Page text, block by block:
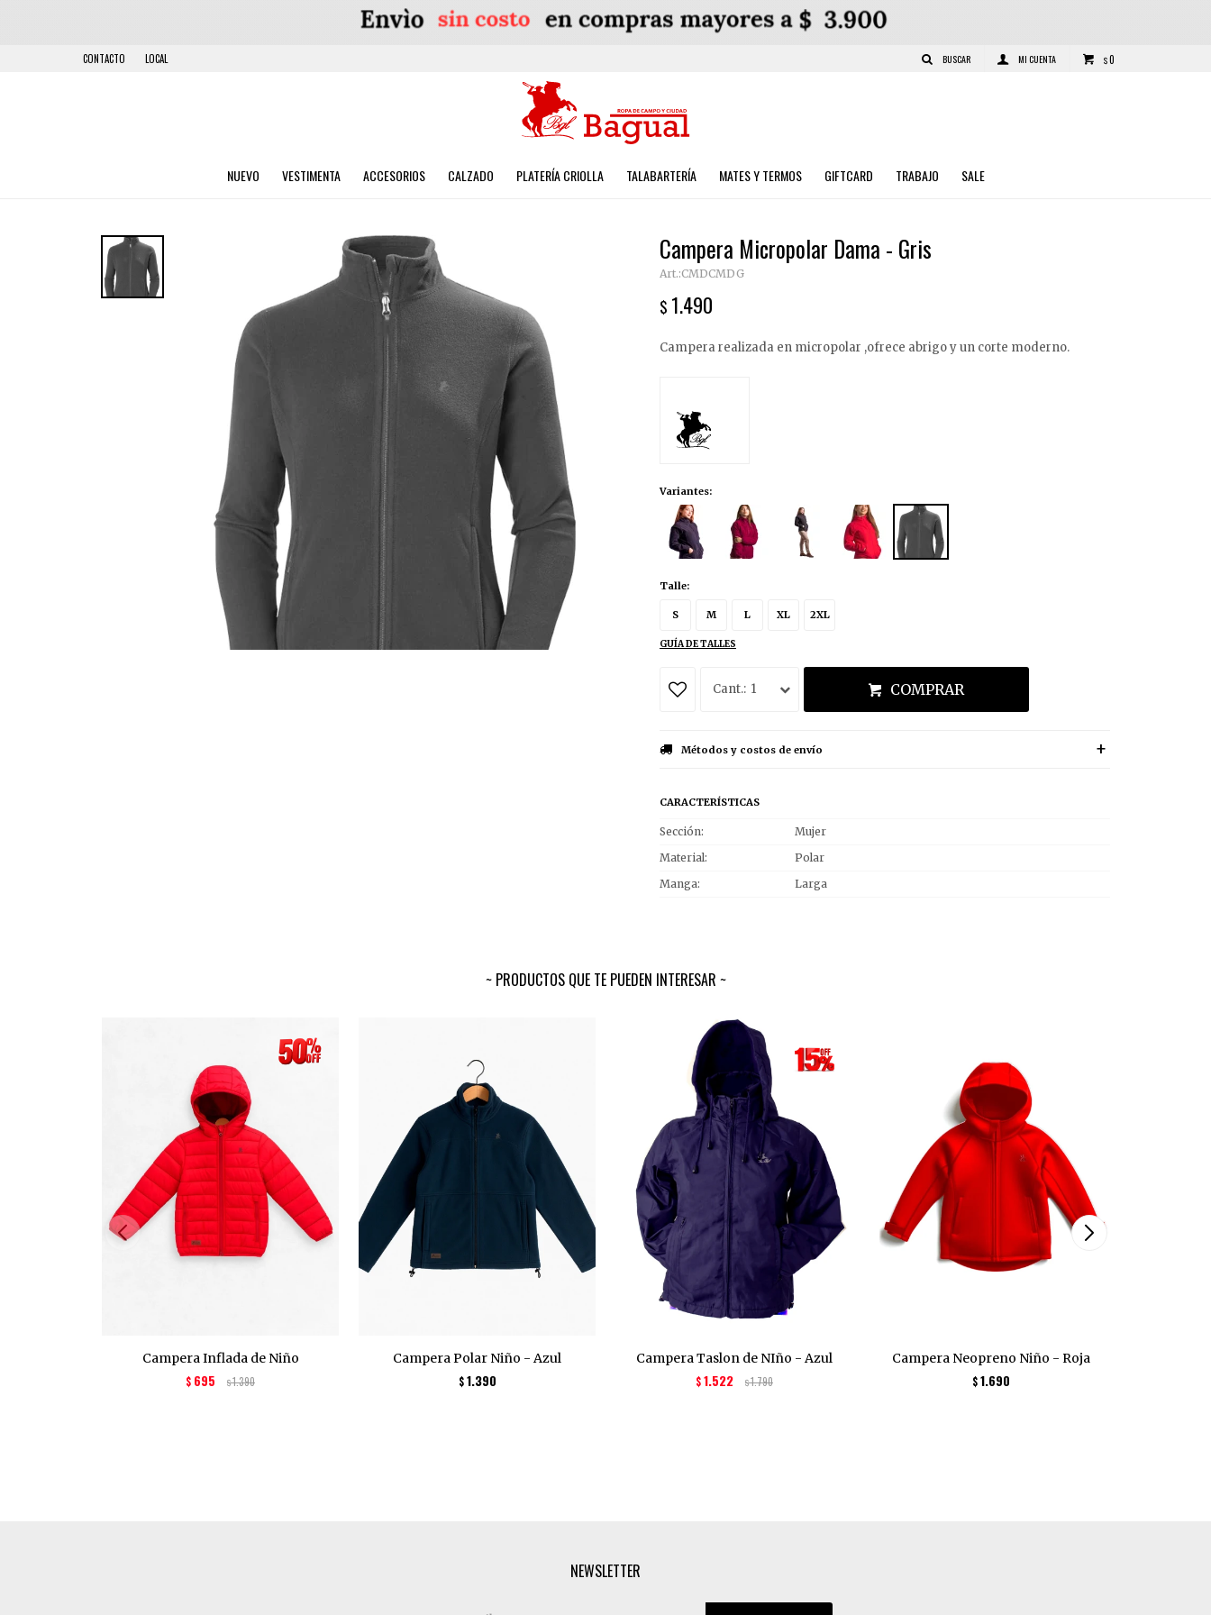
NUEVO VESTIMENTA ACCESORIOS CALZADO PLATERÍA CRIOLLA TALABARTERÍA MATES Y TERMOS GIFTCARD TRABAJO SALE
$0
CONTACTO LOCAL
Campera Micropolar Dama - Gris
CMDCMDG
$ 1.490
Campera realizada en micropolar ,ofrece abrigo y un corte moderno.
Variantes:
Talle:
S M L XL 2XL
GUÍA DE TALLES
1 COMPRAR
Métodos y costos de envío
CARACTERÍSTICAS
Sección
Mujer
Material
Polar
Manga
Larga
PRODUCTOS QUE TE PUEDEN INTERESAR
Campera Inflada de Niño
$ 695 $1.390
Campera Polar Niño - Azul
$ 1.390
Campera Taslon de NIño - Azul
$ 1.522 $1.790
Campera Neopreno Niño - Roja
$ 1.690
NEWSLETTER